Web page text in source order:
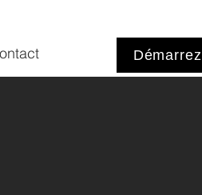
Démarrez